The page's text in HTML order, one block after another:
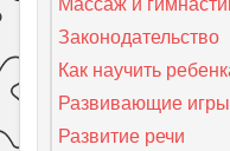
Массаж и
Законодательство
Как научить
Развивающие игры
Развитие речи